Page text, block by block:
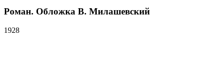
Роман. Обложка В. Милашевский
1928